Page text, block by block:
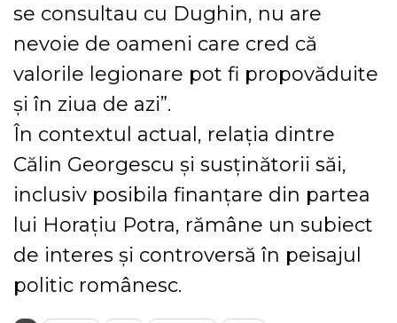
se consultau cu Dughin, nu are
nevoie de oameni care cred că
valorile legionare pot fi propovăduite
și în ziua de azi”.
În contextul actual, relația dintre
Călin Georgescu și susținătorii săi,
inclusiv posibila finanțare din partea
lui Horațiu Potra, rămâne un subiect
de interes și controversă în peisajul
politic românesc.